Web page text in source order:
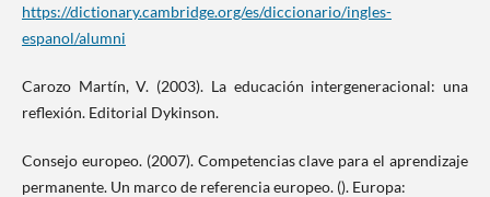
https://dictionary.cambridge.org/es/diccionario/ingles-
espanol/alumni
Carozo Martín, V. (2003). La educación intergeneracional: una
reflexión. Editorial Dykinson.
Consejo europeo. (2007). Competencias clave para el aprendizaje
permanente. Un marco de referencia europeo. (). Europa: